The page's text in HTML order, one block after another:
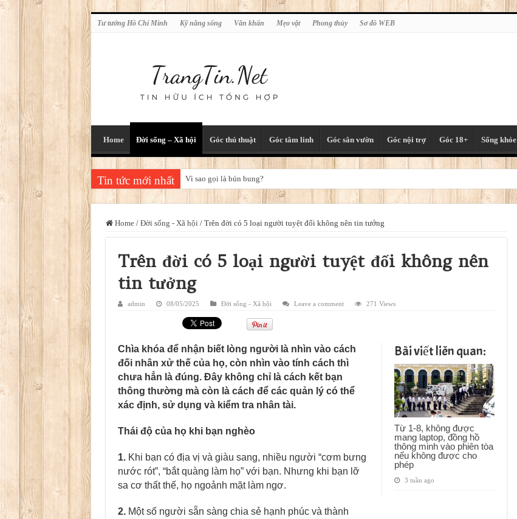
Tư tưởng Hồ Chí Minh Kỹ năng sống Văn khấn Mẹo vặt Phong thủy Sơ đồ WEB
Home Đời sống – Xã hội Góc thủ thuật Góc tâm linh Góc sân vườn Góc nội trợ Góc 18+ Sống khỏe
Tin tức mới nhất Vì sao gọi là bún bung?
Home / Đời sống - Xã hội / Trên đời có 5 loại người tuyệt đối không nên tin tưởng
Trên đời có 5 loại người tuyệt đối không nên
tin tưởng
admin 08/05/2025 Đời sống - Xã hội Leave a comment 271 Views
Bài viết liên quan:
Từ 1-8, không được
mang laptop, đồng hồ
thông minh vào phiên tòa
nếu không được cho
phép
3 tuần ago
Chìa khóa để nhận biết lòng người là nhìn vào cách
đối nhân xử thế của họ, còn nhìn vào tính cách thì
chưa hẳn là đúng. Đây không chỉ là cách kết bạn
thông thường mà còn là cách để các quản lý có thể
xác định, sử dụng và kiểm tra nhân tài.
Thái độ của họ khi bạn nghèo
1.Khi bạn có địa vị và giàu sang, nhiều người “cơm bưng
nước rót”, “bắt quàng làm họ” với bạn. Nhưng khi bạn lỡ
sa cơ thất thế, họ ngoảnh mặt làm ngơ.
2.Một số người sẵn sàng chia sẻ hạnh phúc và thành